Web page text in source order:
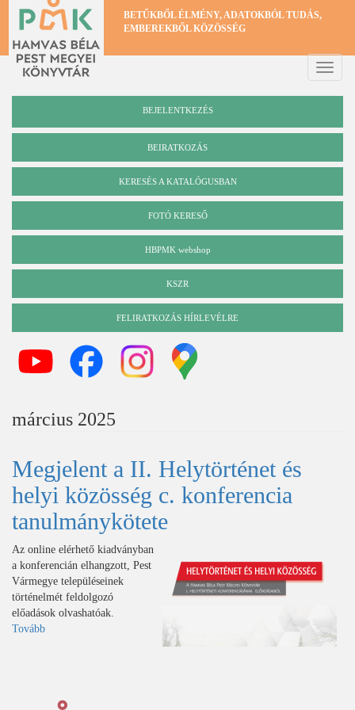
Ugrás
tartalomra
BETŰKBŐL ÉLMÉNY, ADATOKBÓL TUDÁS,
EMBEREKBŐL KÖZÖSSÉG
Toggle
BEJELENTKEZÉS
BEIRATKOZÁS
Katalógus
KERESÉS A KATALÓGUSBAN
FOTÓ KERESŐ
HBPMK webshop
KSZR
FELIRATKOZÁS HÍRLEVÉLRE
március 2025
Megjelent a II. Helytörténet és
helyi közösség c. konferencia
tanulmánykötete
Az online elérhető kiadványban
a konferencián elhangzott, Pest
Vármegye településeinek
történelmét feldolgozó
előadások olvashatóak.
Tovább